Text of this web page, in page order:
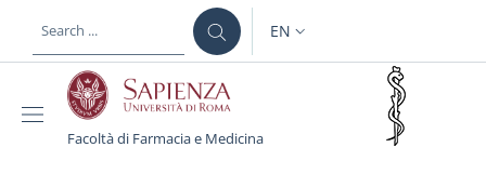
LANGUAGE SWITCHER:
EN
Facoltà di Farmacia e Medicina